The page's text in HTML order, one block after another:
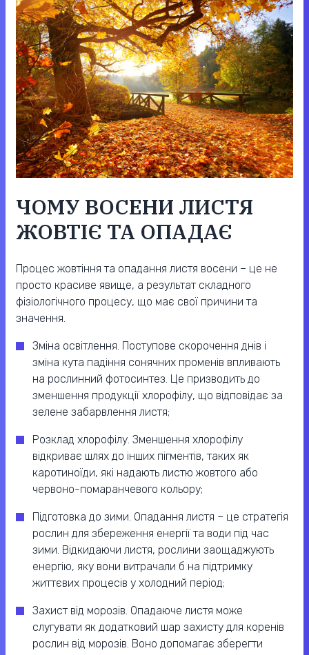
ЧОМУ ВОСЕНИ ЛИСТЯ
ЖОВТІЄ ТА ОПАДАЄ
Процес жовтіння та опадання листя восени – це не
просто красиве явище, а результат складного
фізіологічного процесу, що має свої причини та
значення.
Зміна освітлення. Поступове скорочення днів і
зміна кута падіння сонячних променів впливають
на рослинний фотосинтез. Це призводить до
зменшення продукції хлорофілу, що відповідає за
зелене забарвлення листя;
Розклад хлорофілу. Зменшення хлорофілу
відкриває шлях до інших пігментів, таких як
каротиноїди, які надають листю жовтого або
червоно-помаранчевого кольору;
Підготовка до зими. Опадання листя – це стратегія
рослин для збереження енергії та води під час
зими. Відкидаючи листя, рослини заощаджують
енергію, яку вони витрачали б на підтримку
життєвих процесів у холодний період;
Захист від морозів. Опадаюче листя може
слугувати як додатковий шар захисту для коренів
рослин від морозів. Воно допомагає зберегти